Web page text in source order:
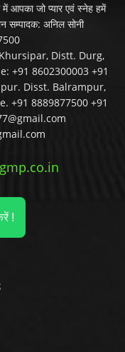
आपका जो प्यार एवं स्नेह हमें
सम्पादक: अनिल सोनी
Distt. Durg,
+91 8602300003 +91
Disst. Balrampur,
+91 8889877500 +91
!